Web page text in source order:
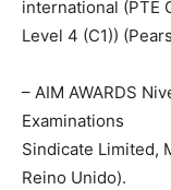
international (PTE
Level 4 (C1))
– AIM AWARDS
Examinations
Sindicate Limited,
Reino Unido).